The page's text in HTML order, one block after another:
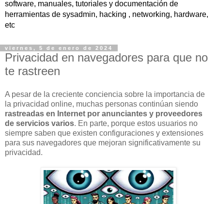
software, manuales, tutoriales y documentación de
herramientas de sysadmin, hacking , networking, hardware,
etc
viernes, 5 de enero de 2024
Privacidad en navegadores para que no
te rastreen
A pesar de la creciente conciencia sobre la importancia de
la privacidad online, muchas personas continúan siendo
rastreadas en Internet por anunciantes y proveedores
de servicios varios. En parte, porque estos usuarios no
siempre saben que existen configuraciones y extensiones
para sus navegadores que mejoran significativamente su
privacidad.